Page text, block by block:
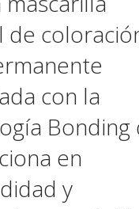
de
con la
Bonding
en
y